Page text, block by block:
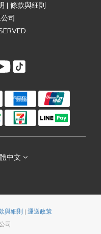
| 條款與細則
司
中文
與細則 | 運送政策
司